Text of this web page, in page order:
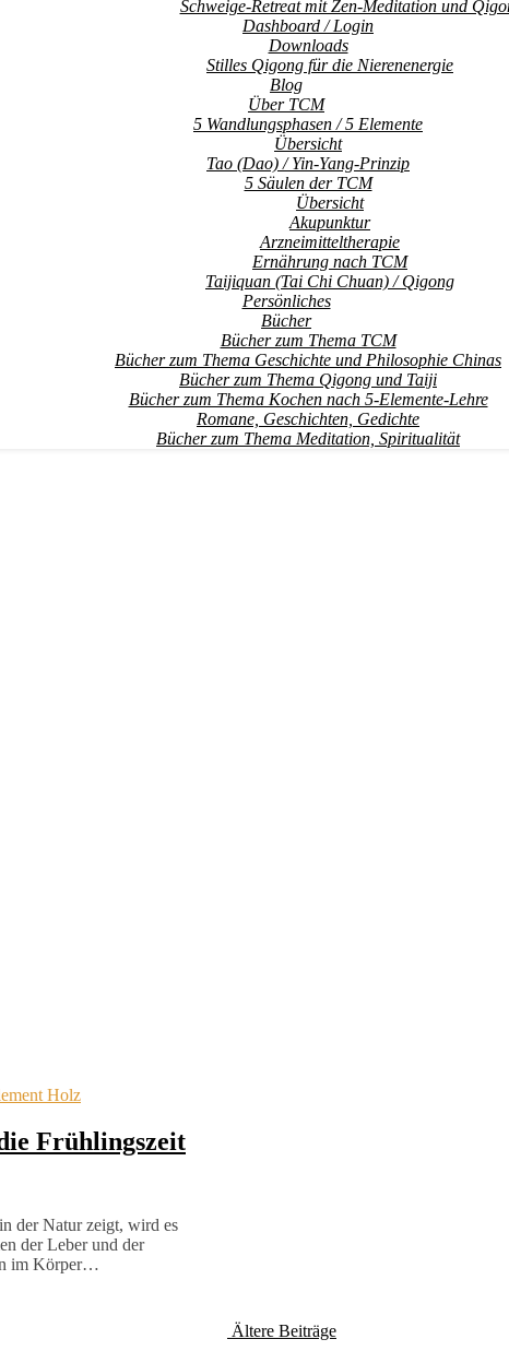
Schweige-Retreat mit Zen-Meditation und
Dashboard / Login
Downloads
Stilles Qigong für die Nierenenergie
Blog
Über TCM
5 Wandlungsphasen / 5 Elemente
Übersicht
Tao (Dao) / Yin-Yang-Prinzip
5 Säulen der TCM
Übersicht
Akupunktur
Arzneimitteltherapie
Ernährung nach TCM
Taijiquan (Tai Chi Chuan) / Qigong
Persönliches
Bücher
Bücher zum Thema TCM
Bücher zum Thema Geschichte und Philosophie Chinas
Bücher zum Thema Qigong und Taiji
Bücher zum Thema Kochen nach 5-Elemente-Lehre
Romane, Geschichten, Gedichte
Bücher zum Thema Meditation, Spiritualität
Holz
Frühlingszeit
der Natur zeigt, wird es
der Leber und der
im Körper…
Ältere Beiträge